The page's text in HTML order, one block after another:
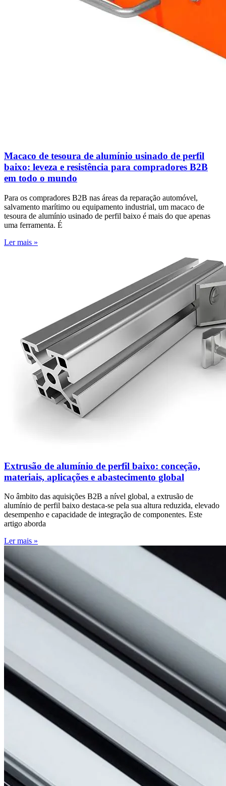
Macaco de tesoura de alumínio usinado de perfil
baixo: leveza e resistência para compradores B2B
em todo o mundo
Para os compradores B2B nas áreas da reparação automóvel,
salvamento marítimo ou equipamento industrial, um macaco de
tesoura de alumínio usinado de perfil baixo é mais do que apenas
uma ferramenta. É
Ler mais »
Extrusão de alumínio de perfil baixo: conceção,
materiais, aplicações e abastecimento global
No âmbito das aquisições B2B a nível global, a extrusão de
alumínio de perfil baixo destaca-se pela sua altura reduzida, elevado
desempenho e capacidade de integração de componentes. Este
artigo aborda
Ler mais »